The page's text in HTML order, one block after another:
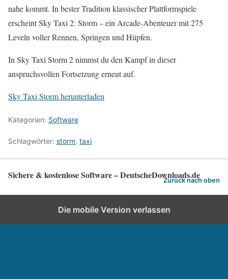
nahe kommt. In bester Tradition klassischer Plattformspiele
erscheint Sky Taxi 2: Storm – ein Arcade-Abenteuer mit 275
Leveln voller Rennen, Springen und Hüpfen.
In Sky Taxi Storm 2 nimmst du den Kampf in dieser
anspruchsvollen Fortsetzung erneut auf.
Sky Taxi Storm herunterladen
Kategorien: Software
Schlagwörter: storm, taxi
Sichere & kostenlose Software – DeutscheDownloads.de
Zurück nach oben
Die mobile Version verlassen